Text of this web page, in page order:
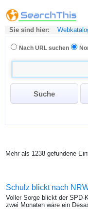
Sie sind hier:
Nach URL suchen
Mehr als 1238 gefundene
Schulz blickt nach
Voller Sorge blickt der SPD-
zwei Monaten wäre ein